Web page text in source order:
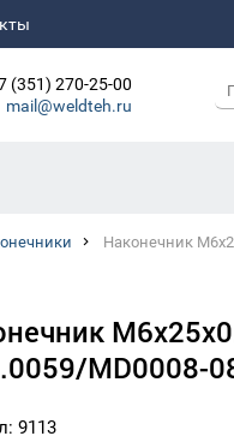
(351) 270-25-00
mail@weldteh.ru
Наконечник
MD0008-
9113